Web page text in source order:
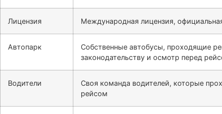
Лицензия Международная лицензия,
Автопарк
Собственные автобусы, проходящие
законодательству и осмотр перед
Водители
Своя команда водителей, которые
рейсом